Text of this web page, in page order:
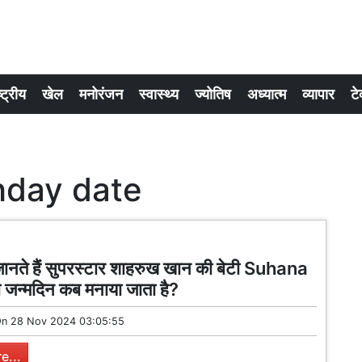
खेल मनोरंजन स्वास्थ्य ज्योतिष अध्यात्म व्यापार
date
हैं सुपरस्टार शाहरुख खान की बेटी Suhana
कब मनाया जाता है?
28 Nov 2024 03:05:55